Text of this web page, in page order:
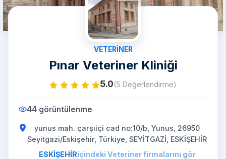
VETERINER
Pınar Veteriner Kliniği
5.0(5 Değerlendirme)
44 görüntülenme
yunus mah. çarşıiçi cad no:10/b, Yunus, 26950
Seyitgazi/Eskişehir, Türkiye, SEYİTGAZİ, ESKİŞEHİR
ESKİŞEHİRiçindeki Veteriner firmalarını gör